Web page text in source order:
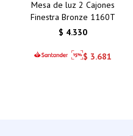
Mesa de luz 2 Cajones
Finestra Bronze 1160T
$ 4.330
$ 3.681